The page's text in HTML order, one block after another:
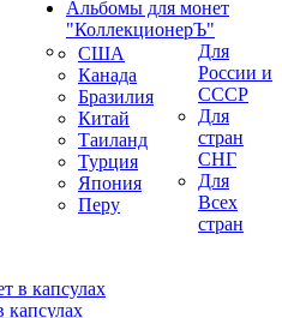
США
Канада
Бразилия
Китай
Таиланд
Турция
Япония
Перу
Альбомы для монет
"КоллекционерЪ"
Для
России и
СССР
Для
стран
СНГ
Для
Всех
стран
в капсулах
капсулах